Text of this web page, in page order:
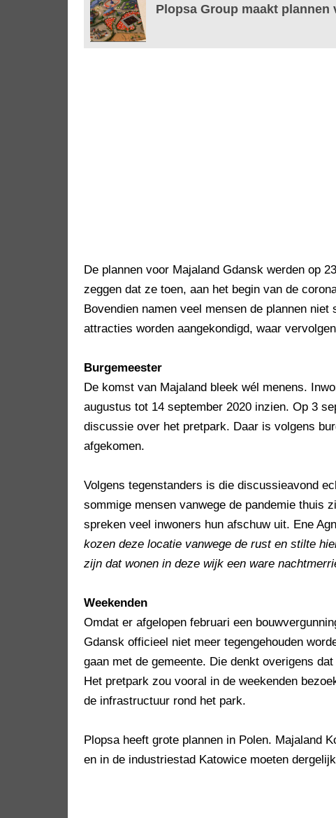
Plopsa Group maakt
De plannen voor Majaland Gdansk werden op
zeggen dat ze toen, aan het begin van de
Bovendien namen veel mensen de plannen
attracties worden aangekondigd, waar
Burgemeester
De komst van Majaland bleek wél menens.
augustus tot 14 september 2020 inzien. Op 3
discussie over het pretpark. Daar is volgens
afgekomen.
Volgens tegenstanders is die discussieavond
sommige mensen vanwege de pandemie thuis
spreken veel inwoners hun afschuw uit. Ene
kozen deze locatie vanwege de rust en stilte
zijn dat wonen in deze wijk een ware
Weekenden
Omdat er afgelopen februari een
Gdansk officieel niet meer tegengehouden
gaan met de gemeente. Die denkt overigens
Het pretpark zou vooral in de weekenden
de infrastructuur rond het park.
Plopsa heeft grote plannen in Polen. Majaland
en in de industriestad Katowice moeten